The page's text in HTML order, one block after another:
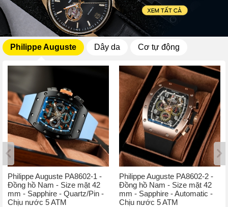
Philippe Auguste Dây da Cơ tự động
Philippe Auguste PA8602-1 -
Đồng hồ Nam - Size mặt 42
mm - Sapphire - Quartz/Pin -
Chịu nước 5 ATM
Philippe Auguste PA8602-2 -
Đồng hồ Nam - Size mặt 42
mm - Sapphire - Automatic -
Chịu nước 5 ATM